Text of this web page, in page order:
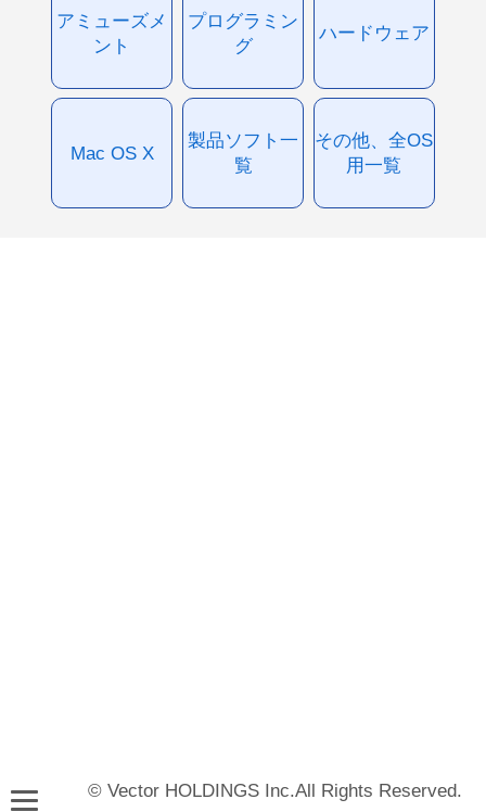
アミューズメ
ント
プログラミン
グ
ハードウェア
Mac OS X
製品ソフト一
覧
その他、全OS
用一覧
© Vector HOLDINGS Inc.All Rights Reserved.